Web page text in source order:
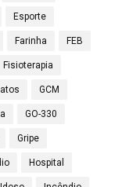
Esporte
Farinha FEB
Fisioterapia
GCM
GO-330
Gripe
Hospital